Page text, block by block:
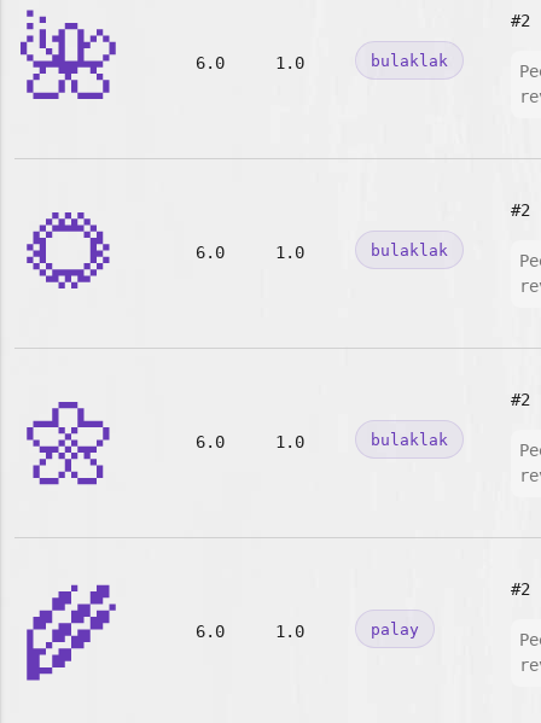
🌺 6.0 1.0 bulaklak
#2
🌻 6.0 1.0 bulaklak
#2
🌼 6.0 1.0 bulaklak
#2
🌾 6.0 1.0 palay
#2